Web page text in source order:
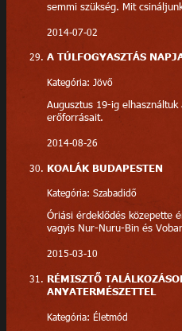
semmi szükség. Mit
2014-07-02
A TÚLFOGYASZTÁS
Kategória: Jövő
Augusztus 19-ig
erőforrásait.
2014-08-26
KOALÁK BUDAPESTEN
Kategória: Szabadidő
Óriási érdeklődés közepette
vagyis Nur-Nuru-Bin és
2015-03-10
RÉMISZTŐ
ANYATERMÉSZETTEL
Kategória: Életmód